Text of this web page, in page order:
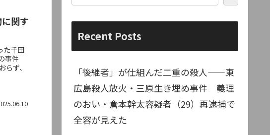
関す
た千田
事件
ず、
Recent Posts
「後継者」が仕組んだ二重の殺人——東
広島殺人放火・三原生き埋め事件 義理
のおい・倉本幹太容疑者（29）再逮捕で
全容が見えた